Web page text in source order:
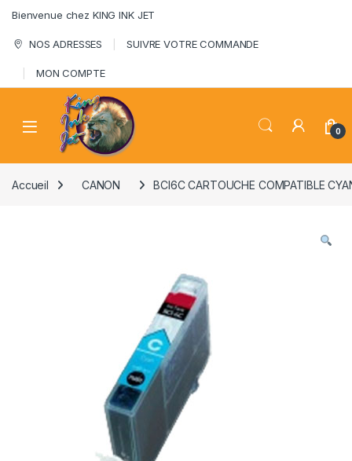
Bienvenue chez KING INK JET
NOS ADRESSES SUIVRE VOTRE COMMANDE
MON COMPTE
0
Accueil CANON BCI6C CARTOUCHE COMPATIBLE